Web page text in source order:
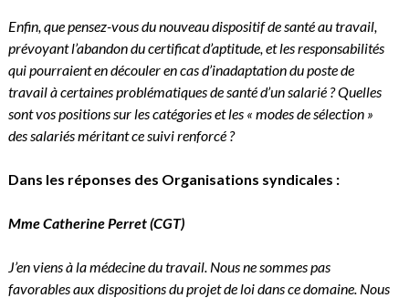
Enfin, que pensez-vous du nouveau dispositif de santé au travail,
prévoyant l’abandon du certificat d’aptitude, et les responsabilités
qui pourraient en découler en cas d’inadaptation du poste de
travail à certaines problématiques de santé d’un salarié ? Quelles
sont vos positions sur les catégories et les « modes de sélection »
des salariés méritant ce suivi renforcé ?
Dans les réponses des Organisations syndicales :
Mme Catherine Perret(CGT)
J’en viens à la médecine du travail. Nous ne sommes pas
favorables aux dispositions du projet de loi dans ce domaine. Nous